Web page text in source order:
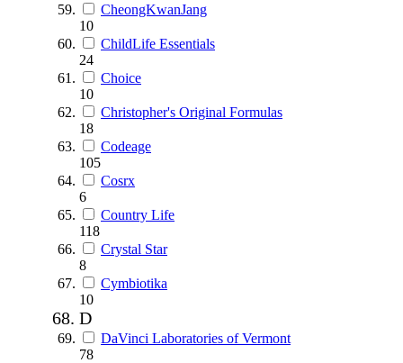
CheongKwanJang
10
ChildLife Essentials
24
Choice
10
Christopher's Original Formulas
18
Codeage
105
Cosrx
6
Country Life
118
Crystal Star
8
Cymbiotika
10
D
DaVinci Laboratories of Vermont
78